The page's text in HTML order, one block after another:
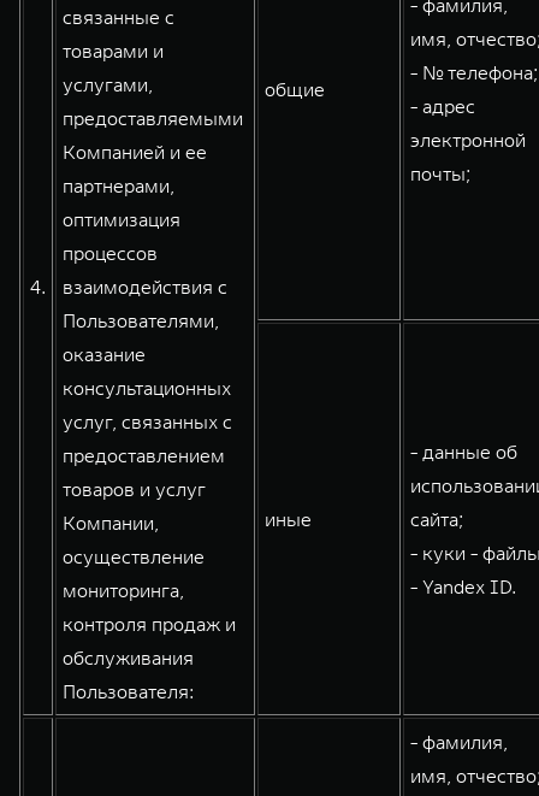
4.
связанные с
товарами и
услугами,
предоставляемыми
Компанией и ее
партнерами,
оптимизация
процессов
взаимодействия с
Пользователями,
оказание
консультационных
услуг, связанных с
предоставлением
товаров и услуг
Компании,
осуществление
мониторинга,
контроля продаж и
обслуживания
Пользователя:
общие
- фамилия,
имя,
- № телефона;
- адрес
электронной
почты;
иные
- данные об
сайта;
- куки -
- Yandex ID.
- фамилия,
имя,